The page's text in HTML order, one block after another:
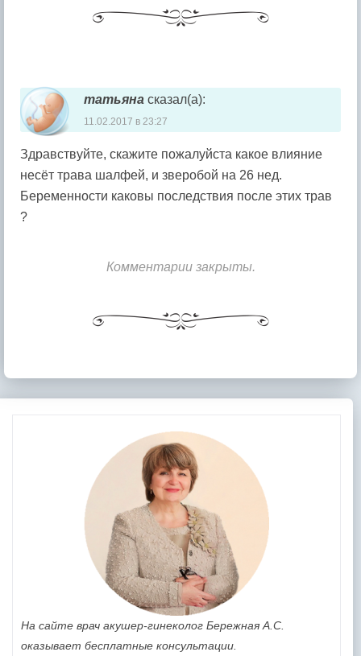
Навигация комментария
татьяна сказал(а):
11.02.2017 в 23:27
Здравствуйте, скажите пожалуйста какое влияние
несёт трава шалфей, и зверобой на 26 нед.
Беременности каковы последствия после этих трав
?
Комментарии закрыты.
На сайте врач акушер-гинеколог Бережная А.С.
оказывает бесплатные консультации.